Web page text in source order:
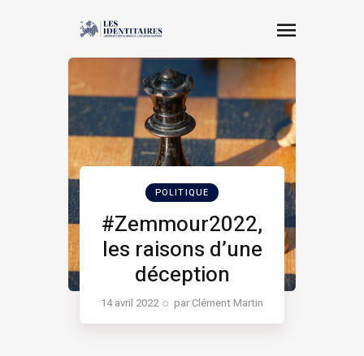
POLITIQUE
#Zemmour2022,
les raisons d’une
déception
14 avril 2022 parClément Martin